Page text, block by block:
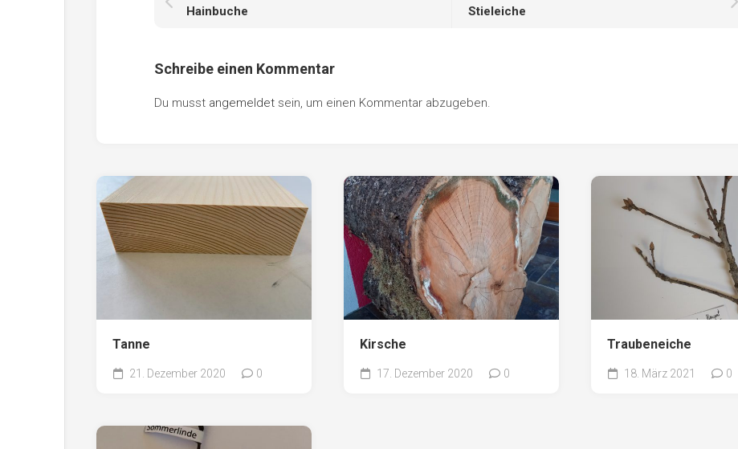
Stieleiche
Hainbuche
Schreibe einen Kommentar
Du musst angemeldet sein, um einen Kommentar abzugeben.
Tanne
21. Dezember 2020 0
Kirsche
17. Dezember 2020 0
Traubeneiche
18. März 2021 0